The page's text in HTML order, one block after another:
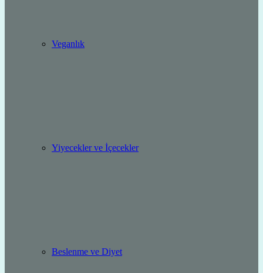
Veganlık
Yiyecekler ve İçecekler
Beslenme ve Diyet